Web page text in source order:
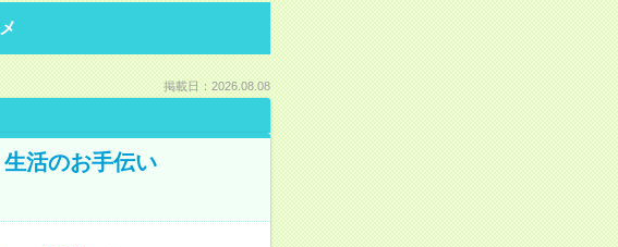
掲載日：2026.08.08
活のお手伝い